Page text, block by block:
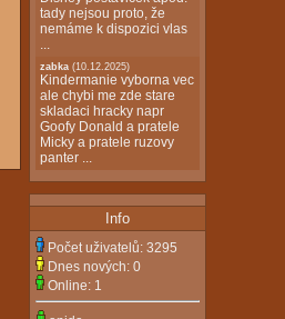
tady nejsou proto, že
nemáme k dispozici vlas
...
zabka (10.12.2025)
Kindermanie vyborna vec
ale chybi me zde stare
skladaci hracky napr
Goofy Donald a pratele
Micky a pratele ruzovy
panter ...
Info
Počet uživatelů: 3295
Dnes nových: 0
Online: 1